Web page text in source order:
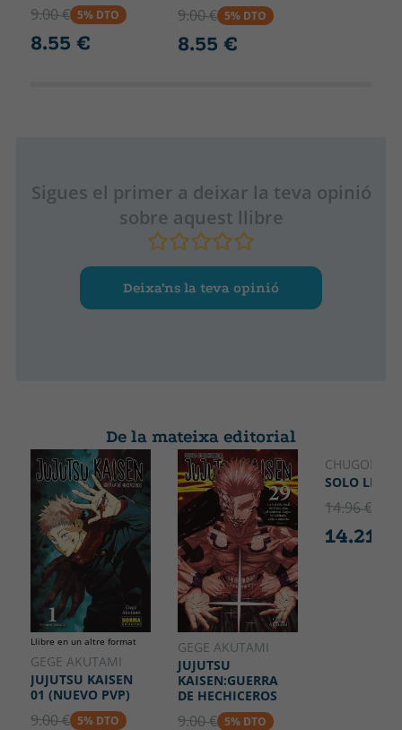
9.00 € 5% DTO
8.55 €
9.00 € 5% DTO
8.55 €
Sigues el primer a deixar la teva opinió
sobre aquest llibre
Deixa’ns la teva opinió
De la mateixa editorial
Llibre en un altre format
GEGE AKUTAMI
JUJUTSU KAISEN
01 (NUEVO PVP)
9.00 € 5% DTO
GEGE AKUTAMI
JUJUTSU
KAISEN:GUERRA
DE HECHICEROS
9.00 € 5% DTO
CHUGONG
SOLO
14.96 €
14.21 €